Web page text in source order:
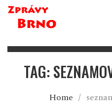
TAG:
Home /